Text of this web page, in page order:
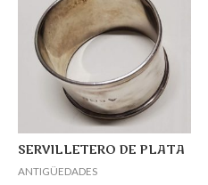
SERVILLETERO DE PLATA
ANTIGÜEDADES